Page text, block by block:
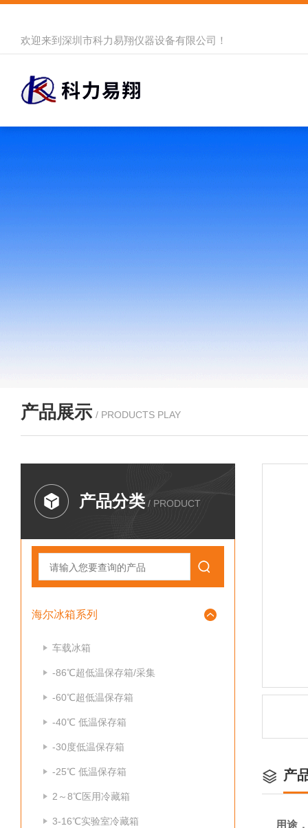
欢迎来到 深圳市科力易翔仪器设备有限公司 ！
产品展示 / PRODUCTS PLAY
产品分类 / PRODUCT
海尔冰箱系列
车载冰箱
-86℃超低温保存箱/采集
-60℃超低温保存箱
-40℃ 低温保存箱
-30度低温保存箱
-25℃ 低温保存箱
2～8℃医用冷藏箱
3-16℃实验室冷藏箱
产
用途